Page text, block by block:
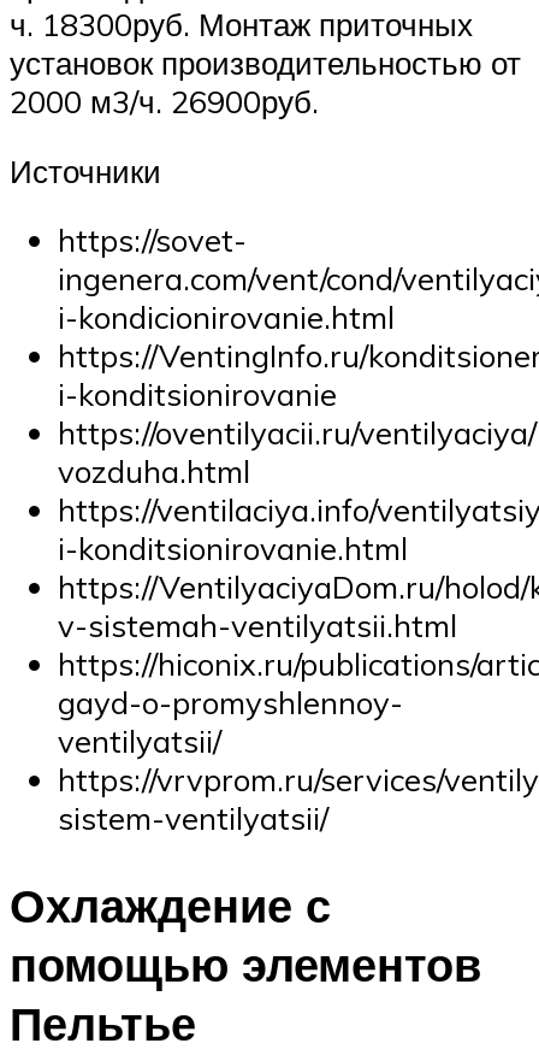
ч. 18300руб. Монтаж приточных
установок производительностью от
2000 м3/ч. 26900руб.
Источники
https://sovet-
ingenera.com/vent/cond/
i-kondicionirovanie.html
https://VentingInfo.ru/
i-konditsionirovanie
https://oventilyacii.ru/
vozduha.html
https://ventilaciya.info/
i-konditsionirovanie.html
https://VentilyaciyaDom.ru/
v-sistemah-ventilyatsii.html
https://hiconix.ru/publications/
gayd-o-promyshlennoy-
ventilyatsii/
https://vrvprom.ru/services/
sistem-ventilyatsii/
Охлаждение с
помощью элементов
Пельтье